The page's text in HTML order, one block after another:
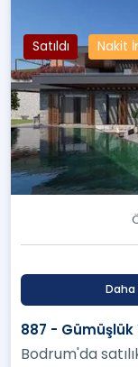
Satıldı Nakit
Daha
887 - Gümüşlük
Bodrum'da